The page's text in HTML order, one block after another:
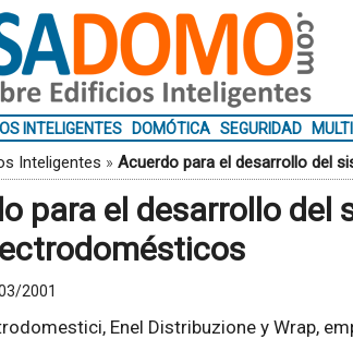
INTELIGENTES DOMÓTICA SEGURIDAD
Inteligentes » Acuerdo para el desarrollo del
para el desarrollo del
2001
Enel Distribuzione y Wrap,